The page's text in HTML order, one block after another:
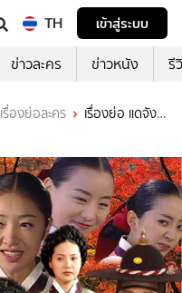
TH
เข้าสู่ระบบ
ข่าวละคร ข่าวหนัง รี
เรื่องย่อละคร
เรื่องย่อ แดจัง